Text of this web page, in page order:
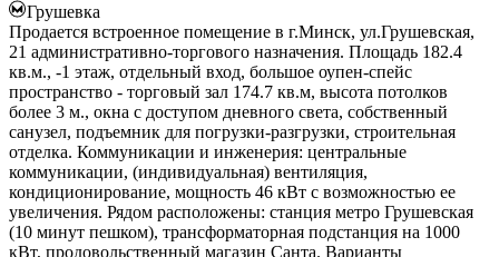
Грушевка
Продается встроенное помещение в г.Минск, ул.Грушевская,
21 административно-торгового назначения. Площадь 182.4
кв.м., -1 этаж, отдельный вход, большое оупен-спейс
пространство - торговый зал 174.7 кв.м, высота потолков
более 3 м., окна с доступом дневного света, собственный
санузел, подъемник для погрузки-разгрузки, строительная
отделка. Коммуникации и инженерия: центральные
коммуникации, (индивидуальная) вентиляция,
кондиционирование, мощность 46 кВт с возможностью ее
увеличения. Рядом расположены: станция метро Грушевская
(10 минут пешком), трансформаторная подстанция на 1000
кВт, продовольственный магазин Санта. Варианты